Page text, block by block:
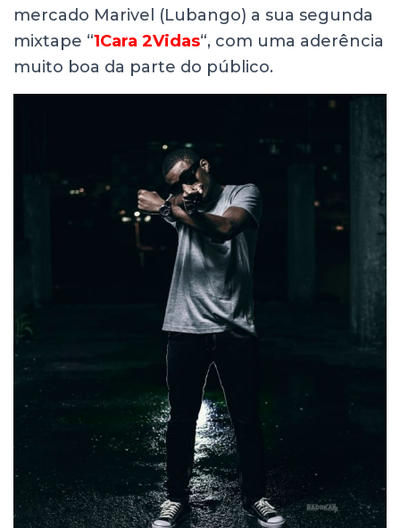
mercado Marivel (Lubango) a sua segunda
mixtape “1Cara 2Vidas“, com uma aderência
muito boa da parte do público.